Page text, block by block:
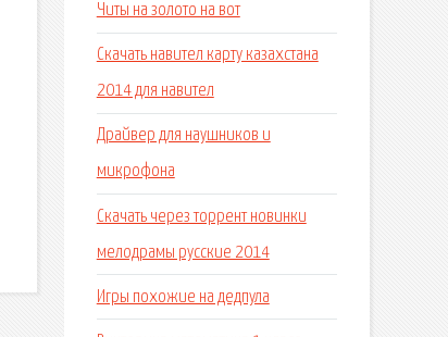
Читы на золото на вот
Скачать навител карту казахстана
2014 для навител
Драйвер для наушников и
микрофона
Скачать через торрент новинки
мелодрамы русские 2014
Игры похожие на дедпула